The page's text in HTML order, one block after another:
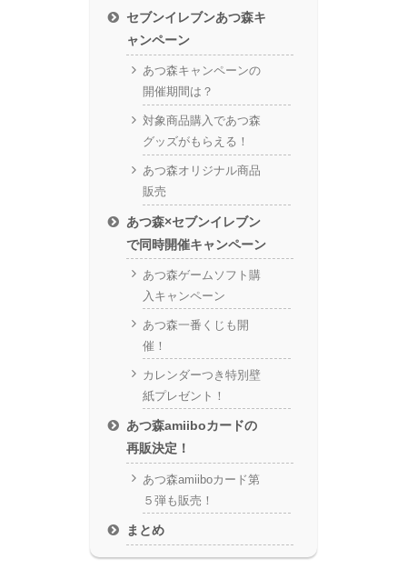
セブンイレブンあつ森キ
ャンペーン
あつ森キャンペーンの
開催期間は？
対象商品購入であつ森
グッズがもらえる！
あつ森オリジナル商品
販売
あつ森×セブンイレブン
で同時開催キャンペーン
あつ森ゲームソフト購
入キャンペーン
あつ森一番くじも開
催！
カレンダーつき特別壁
紙プレゼント！
あつ森amiiboカードの
再販決定！
あつ森amiiboカード第
５弾も販売！
まとめ